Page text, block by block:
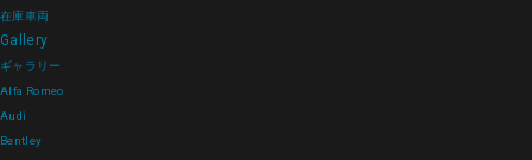
在庫車両
Gallery
ギャラリー
Alfa Romeo
Audi
Bentley